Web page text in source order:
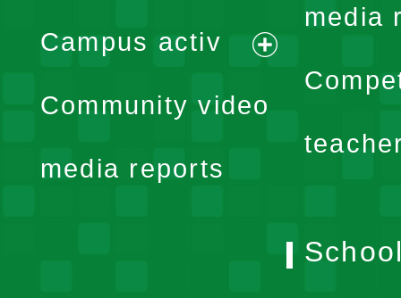
media
expand
menu
Campus activ
expand
Community video
media reports